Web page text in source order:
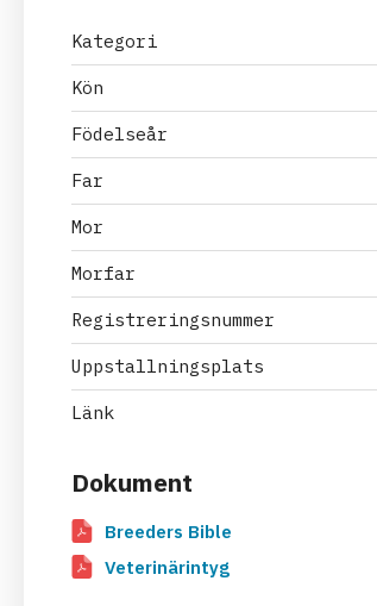
Kategori
Kön
Födelseår
Far
Mor
Morfar
Registreringsnummer
Uppstallningsplats
Länk
Dokument
Breeders Bible
Veterinärintyg